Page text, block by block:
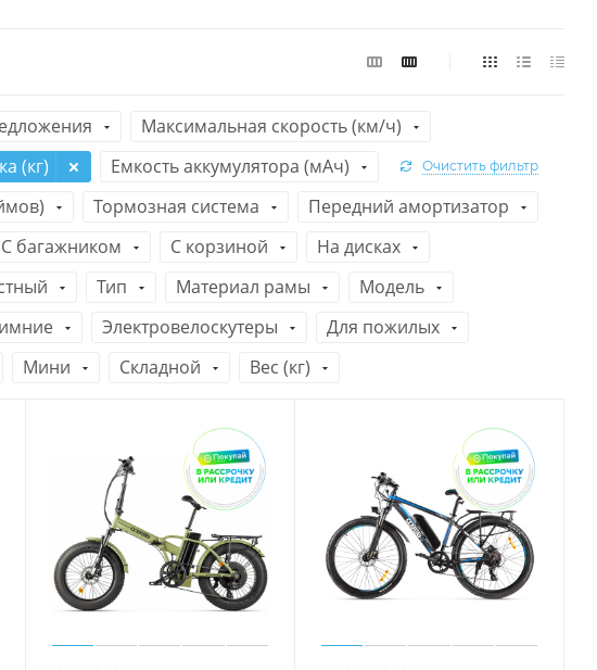
Максимальная скорость (км/ч)
(кг)
Емкость аккумулятора (мАч)
Тормозная система
Передний амортизатор
С багажником C корзиной
На дисках
Тип Материал рамы
Модель
Электровелоскутеры
Для пожилых
Мини Складной Вес (кг)
Очистить фильтр